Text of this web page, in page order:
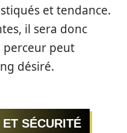
et tendance.
il sera donc
perceur peut
désiré.
SÉCURITÉ